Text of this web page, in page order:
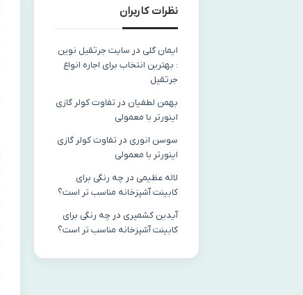
نظرات کاربران
ایمان گلی در سایت جرثقیل نوین
: بهترین انتخاب برای اجاره انواع
جرثقیل
بهمن لطفیان در تفاوت کولر گازی
اینورتر با معمولی
سوسن انوری در تفاوت کولر گازی
اینورتر با معمولی
لاله عظیمی در چه رنگی برای
کابینت آشپزخانه مناسب‌ تر است؟
آیدین کشمیری در چه رنگی برای
کابینت آشپزخانه مناسب‌ تر است؟